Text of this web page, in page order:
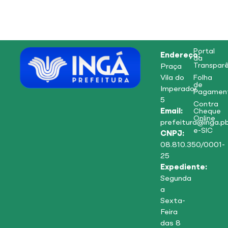
Endereço:
Praça
Vila do
Imperador,
5
Email:
CNPJ:
08.810.350/0001-
25
Expediente:
Segunda
a
Sexta-
Feira
das 8
Portal
da
Folha
de
Contra
Cheque
Online
e-SIC